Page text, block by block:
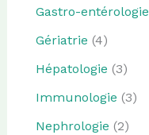
Gastro-entérologie
Gériatrie (4)
Hépatologie (3)
Immunologie (3)
Nephrologie (2)